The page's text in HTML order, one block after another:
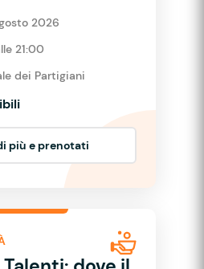
2026
21:00
dei Partigiani
più e prenotati